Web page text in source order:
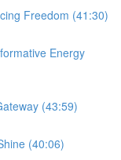
Freedom (41:30)
Energy
(43:59)
(40:06)